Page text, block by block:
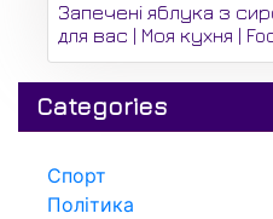
Запечені яблука з
для вас | Моя кухня |
Categories
Спорт
Політика